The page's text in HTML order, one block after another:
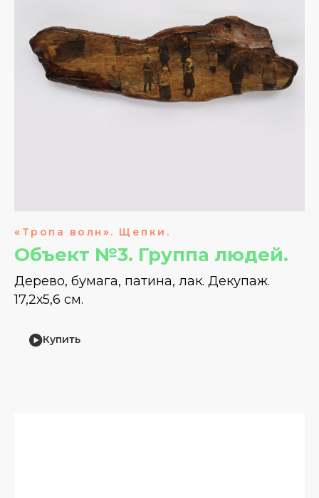
« Тропа волн » . Щепки.
Объект №3. Группа людей.
Дерево, бумага, патина, лак. Декупаж.
17,2х5,6 см.
Купить